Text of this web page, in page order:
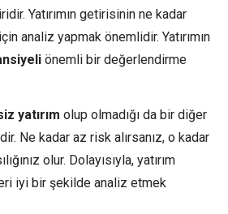
Yatırımın getirisinin ne kadar
analiz yapmak önemlidir. Yatırımın
önemli bir değerlendirme
yatırım olup olmadığı da bir diğer
Ne kadar az risk alırsanız, o kadar
olur. Dolayısıyla, yatırım
iyi bir şekilde analiz etmek